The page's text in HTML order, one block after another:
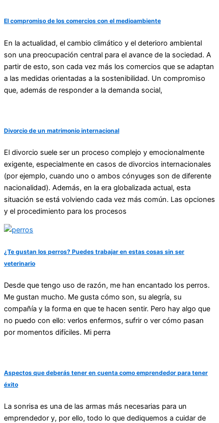
El compromiso de los comercios con el medioambiente
En la actualidad, el cambio climático y el deterioro ambiental
son una preocupación central para el avance de la sociedad. A
partir de esto, son cada vez más los comercios que se adaptan
a las medidas orientadas a la sostenibilidad. Un compromiso
que, además de responder a la demanda social,
Divorcio de un matrimonio internacional
El divorcio suele ser un proceso complejo y emocionalmente
exigente, especialmente en casos de divorcios internacionales
(por ejemplo, cuando uno o ambos cónyuges son de diferente
nacionalidad). Además, en la era globalizada actual, esta
situación se está volviendo cada vez más común. Las opciones
y el procedimiento para los procesos
¿Te gustan los perros? Puedes trabajar en estas cosas sin ser
veterinario
Desde que tengo uso de razón, me han encantado los perros.
Me gustan mucho. Me gusta cómo son, su alegría, su
compañía y la forma en que te hacen sentir. Pero hay algo que
no puedo con ello: verlos enfermos, sufrir o ver cómo pasan
por momentos difíciles. Mi perra
Aspectos que deberás tener en cuenta como emprendedor para tener
éxito
La sonrisa es una de las armas más necesarias para un
emprendedor y, por ello, todo lo que dediquemos a cuidar de